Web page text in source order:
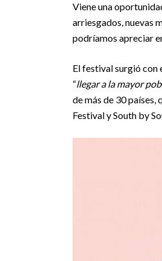
Viene una
arriesgados, nuevas
podríamos apreciar
El festival surgió con
“llegar a la mayor
de más de 30 países,
Festival y South by